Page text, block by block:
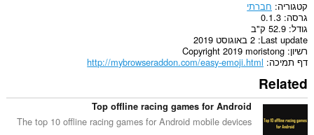
קטגוריה חברתי
גרסה 0.1.3
גודל 52.9 ק"ב
Last update 2 באוגוסט 2019
רשיון Copyright 2019 moristong
דף תמיכה http://mybrowseraddon.com/easy-emoji.html
Related
Top offline racing games for Android
The top 10 offline racing games for Android mobile devices